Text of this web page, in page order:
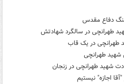
دفاع مقدس
طهرانچی در سالگرد شهادتش
در یک قاب
شهید طهرانچی
شهید طهرانچی در زنجان
اجازه" نیستیم